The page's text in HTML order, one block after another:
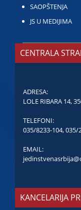
SAOPŠTENJA
JS U MEDIJIMA
CENTRALA
ADRESA:
LOLE RIBARA 14,
TELEFONI:
035/8233-104,035/
EMAIL:
KANCELARIJA